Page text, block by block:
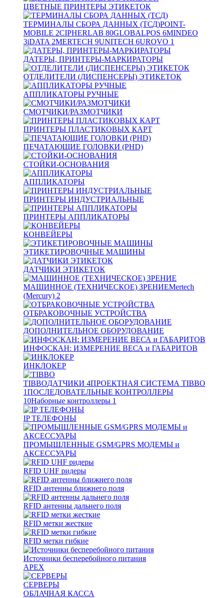
ЦВЕТНЫЕ ПРИНТЕРЫ ЭТИКЕТОК
ТЕРМИНАЛЫ СБОРА ДАННЫХ (ТСД)POINT-
MOBILE 2CIPHERLAB 80GLOBALPOS 6MINDEO
3iDATA 2MERTECH 9UNITECH 6UROVO 1
ДАТЕРЫ, ПРИНТЕРЫ-МАРКИРАТОРЫ
ОТДЕЛИТЕЛИ (ДИСПЕНСЕРЫ) ЭТИКЕТОК
АППЛИКАТОРЫ РУЧНЫЕ
СМОТЧИКИ/РАЗМОТЧИКИ
ПРИНТЕРЫ ПЛАСТИКОВЫХ КАРТ
ПЕЧАТАЮЩИЕ ГОЛОВКИ (PHD)
СТОЙКИ-ОСНОВАНИЯ
АППЛИКАТОРЫ
ПРИНТЕРЫ ИНДУСТРИАЛЬНЫЕ
ПРИНТЕРЫ АППЛИКАТОРЫ
КОНВЕЙЕРЫ
ЭТИКЕТИРОВОЧНЫЕ МАШИНЫ
ДАТЧИКИ ЭТИКЕТОК
МАШИННОЕ (ТЕХНИЧЕСКОЕ) ЗРЕНИЕMertech
(Mercury) 2
ОТБРАКОВОЧНЫЕ УСТРОЙСТВА
ДОПОЛНИТЕЛЬНОЕ ОБОРУДОВАНИЕ
ИНФОСКАН: ИЗМЕРЕНИЕ ВЕСА и ГАБАРИТОВ
ИНКЛОКЕР
TIBBOДАТЧИКИ 4ПРОЕКТНАЯ СИСТЕМА TIBBO
1ПОСЛЕДОВАТЕЛЬНЫЕ КОНТРОЛЛЕРЫ
10Наборные контроллеры 1
IP ТЕЛЕФОНЫ
ПРОМЫШЛЕННЫЕ GSM/GPRS МОДЕМЫ и
АКСЕССУАРЫ
RFID UHF ридеры
RFID антенны ближнего поля
RFID антенны дальнего поля
RFID метки жесткие
RFID метки гибкие
Источники бесперебойного питания
APEX
СЕРВЕРЫ
ОБЛАЧНАЯ КАССА